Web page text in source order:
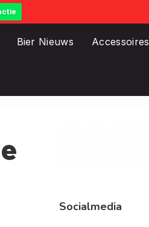
Bier Nieuws Accessoires
Socialmedia